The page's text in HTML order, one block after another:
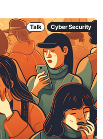
Talk Cyber Security